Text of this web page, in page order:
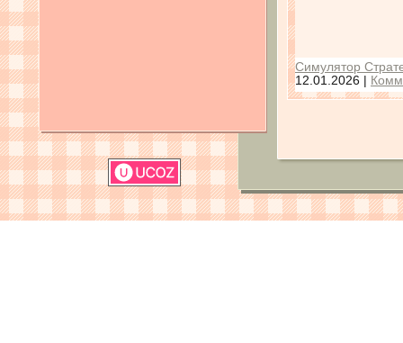
Симулятор
12.01.2026